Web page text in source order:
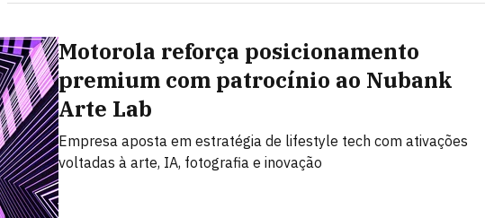
Motorola reforça posicionamento
premium com patrocínio ao Nubank
Arte Lab
Empresa aposta em estratégia de lifestyle tech com ativações
voltadas à arte, IA, fotografia e inovação